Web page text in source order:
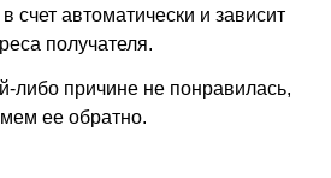
счет автоматически и зависит
получателя.
либо причине не понравилась,
ее обратно.